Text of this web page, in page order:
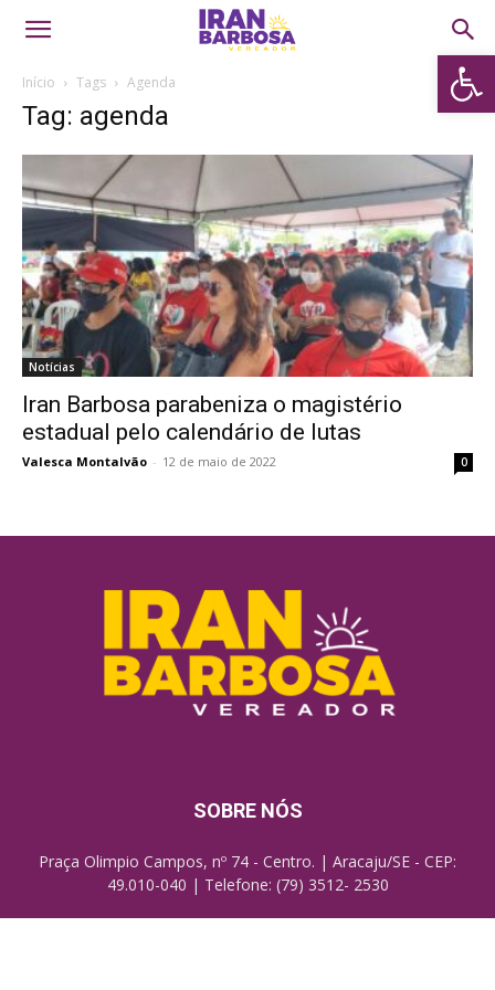
Abrir
Início Tags Agenda
Tag: agenda
Notícias
Iran Barbosa parabeniza o magistério
estadual pelo calendário de lutas
Valesca Montalvão - 12 de maio de 2022 0
SOBRE NÓS
Praça Olimpio Campos, nº 74 - Centro. | Aracaju/SE - CEP:
49.010-040 | Telefone: (79) 3512- 2530